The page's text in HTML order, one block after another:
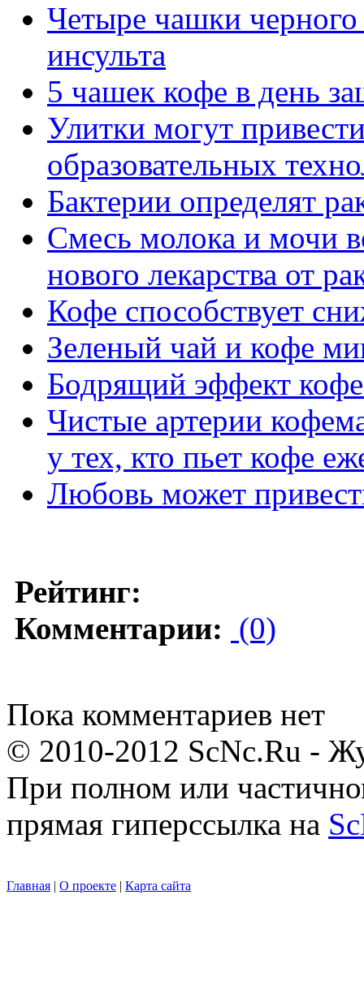
Четыре чашки
инсульта
5 чашек кофе в день
Улитки могут
образовательных
Бактерии определят
Смесь молока и мочи
нового лекарства от
Кофе способствует
Зеленый чай и кофе
Бодрящий эффект
Чистые артерии
у тех, кто пьет кофе
Любовь может
Рейтинг:
Комментарии: (0)
Пока комментариев нет
© 2010-2012 ScNc.Ru -
При полном или
прямая гиперссылка на
Главная | О проекте | Карта сайта